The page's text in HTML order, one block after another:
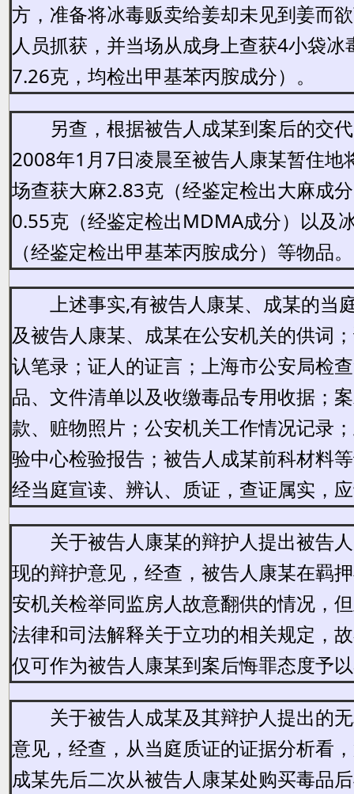
方，准备将冰毒贩卖给姜却未见到姜而
人员抓获，并当场从成身上查获4小袋冰
7.26克，均检出甲基苯丙胺成分）。
另查，根据被告人成某到案后的交
2008年1月7日凌晨至被告人康某暂住地
场查获大麻2.83克（经鉴定检出大麻成
0.55克（经鉴定检出MDMA成分）以及
（经鉴定检出甲基苯丙胺成分）等物品。
上述事实,有被告人康某、成某的当
及被告人康某、成某在公安机关的供词
认笔录；证人的证言；上海市公安局检
品、文件清单以及收缴毒品专用收据；
款、赃物照片；公安机关工作情况记录
验中心检验报告；被告人成某前科材料
经当庭宣读、辨认、质证，查证属实，
关于被告人康某的辩护人提出被告
现的辩护意见，经查，被告人康某在羁
安机关检举同监房人故意翻供的情况，
法律和司法解释关于立功的相关规定，
仅可作为被告人康某到案后悔罪态度予
关于被告人成某及其辩护人提出的
意见，经查，从当庭质证的证据分析看
成某先后二次从被告人康某处购买毒品